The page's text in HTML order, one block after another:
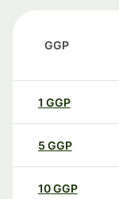
GGP
1 GGP
5 GGP
10GGP